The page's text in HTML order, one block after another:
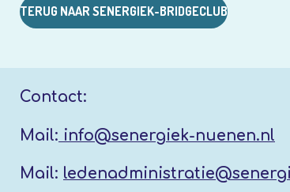
TERUG NAAR SENERGIEK-BRIDGECLUB
Contact:
Mail: info@senergiek-nuenen.nl
Mail: